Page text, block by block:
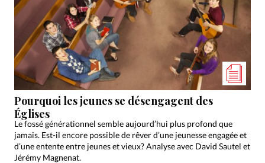
Pourquoi les jeunes se désengagent des
Églises
Le fossé générationnel semble aujourd’hui plus profond que
jamais. Est-il encore possible de rêver d’une jeunesse engagée et
d’une entente entre jeunes et vieux? Analyse avec David Sautel et
Jérémy Magnenat.